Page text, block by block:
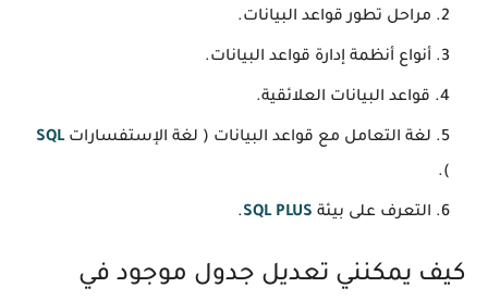
مراحل تطور قواعد البيانات.
أنواع أنظمة إدارة قواعد البيانات.
قواعد البيانات العلائقية.
لغة التعامل مع قواعد البيانات ( لغة الإستفساراتSQL
).
التعرف على بيئة SQL PLUS
.
كيف يمكنني تعديل جدول موجود في